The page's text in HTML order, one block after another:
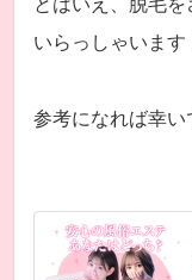
いらっしゃいます
参考になれば幸い